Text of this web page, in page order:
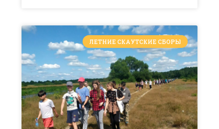
ЛЕТНИЕ СКАУТСКИЕ СБОРЫ